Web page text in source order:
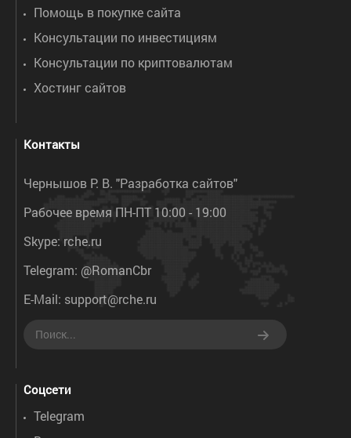
Помощь в покупке сайта
Консультации по инвестициям
Консультации по криптовалютам
Хостинг сайтов
Контакты
Чернышов Р. В. "Разработка сайтов"
Рабочее время ПН-ПТ 10:00 - 19:00
Skype: rche.ru
Telegram: @RomanCbr
E-Mail: support@rche.ru
Соцсети
Telegram